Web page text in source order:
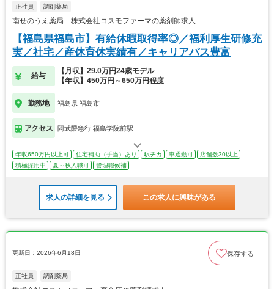
正社員 調剤薬局
南せのうえ薬局 株式会社コスモファーマの薬剤師求人
【福島県福島市】有給休暇取得率◎／福利厚生研修充
実／社宅／産休育休実績有／キャリアパス豊富
給与
【月収】29.0万円24歳モデル
【年収】450万円～650万円程度
勤務地 福島県 福島市
アクセス 阿武隈急行 福島学院前駅
年収650万円以上可 住宅補助（手当）あり 駅チカ 車通勤可
店舗数30以上
積極採用中
夏～秋入職可 管理職候補
求人の詳細を見る この求人に興味がある
更新日：2026年6月18日 保存する
正社員 調剤薬局